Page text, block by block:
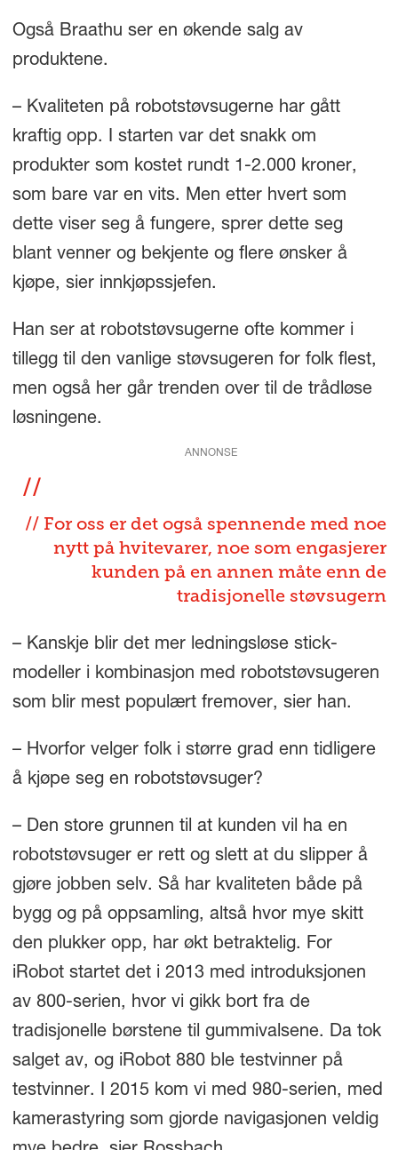
Også Braathu ser en økende salg av
produktene.
– Kvaliteten på robotstøvsugerne har gått
kraftig opp. I starten var det snakk om
produkter som kostet rundt 1-2.000 kroner,
som bare var en vits. Men etter hvert som
dette viser seg å fungere, sprer dette seg
blant venner og bekjente og flere ønsker å
kjøpe, sier innkjøpssjefen.
Han ser at robotstøvsugerne ofte kommer i
tillegg til den vanlige støvsugeren for folk flest,
men også her går trenden over til de trådløse
løsningene.
ANNONSE
// For oss er det også spennende med noe
nytt på hvitevarer, noe som engasjerer
kunden på en annen måte enn de
tradisjonelle støvsugern
– Kanskje blir det mer ledningsløse stick-
modeller i kombinasjon med robotstøvsugeren
som blir mest populært fremover, sier han.
– Hvorfor velger folk i større grad enn tidligere
å kjøpe seg en robotstøvsuger?
– Den store grunnen til at kunden vil ha en
robotstøvsuger er rett og slett at du slipper å
gjøre jobben selv. Så har kvaliteten både på
bygg og på oppsamling, altså hvor mye skitt
den plukker opp, har økt betraktelig. For
iRobot startet det i 2013 med introduksjonen
av 800-serien, hvor vi gikk bort fra de
tradisjonelle børstene til gummivalsene. Da tok
salget av, og iRobot 880 ble testvinner på
testvinner. I 2015 kom vi med 980-serien, med
kamerastyring som gjorde navigasjonen veldig